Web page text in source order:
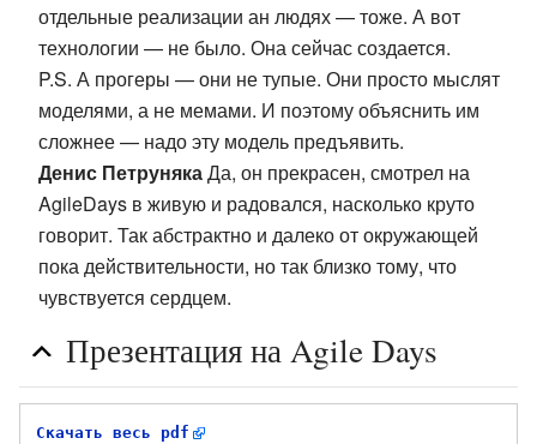
отдельные реализации ан людях — тоже. А вот
технологии — не было. Она сейчас создается.
P.S. А прогеры — они не тупые. Они просто мыслят
моделями, а не мемами. И поэтому объяснить им
сложнее — надо эту модель предъявить.
Денис ПетрунякаДа, он прекрасен, смотрел на
AgileDays в живую и радовался, насколько круто
говорит. Так абстрактно и далеко от окружающей
пока действительности, но так близко тому, что
чувствуется сердцем.
Презентация на Agile Days
Скачать весь pdf